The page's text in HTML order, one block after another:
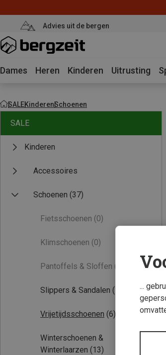
Advies uit de bergen
Dames Heren Kinderen Uitrusting
SALEKinderenSchoenen
SALE
Kinderen
Accessoires
Schoenen (37)
Fietsschoenen (0)
Klimschoenen (0)
Pantoffels & Sloffen (0)
Slippers & Sandalen (5)
Vrijetijdsschoenen (6)
Winterschoenen &
Winterlaarzen (13)
...